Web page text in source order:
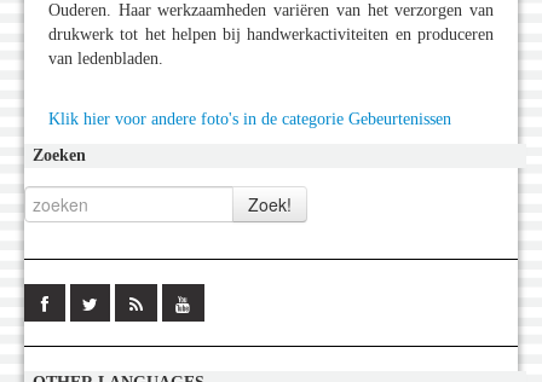
Ouderen. Haar werkzaamheden variëren van het verzorgen van
drukwerk tot het helpen bij handwerkactiviteiten en produceren
van ledenbladen.
Klik hier voor andere foto's in de categorie Gebeurtenissen
Zoeken